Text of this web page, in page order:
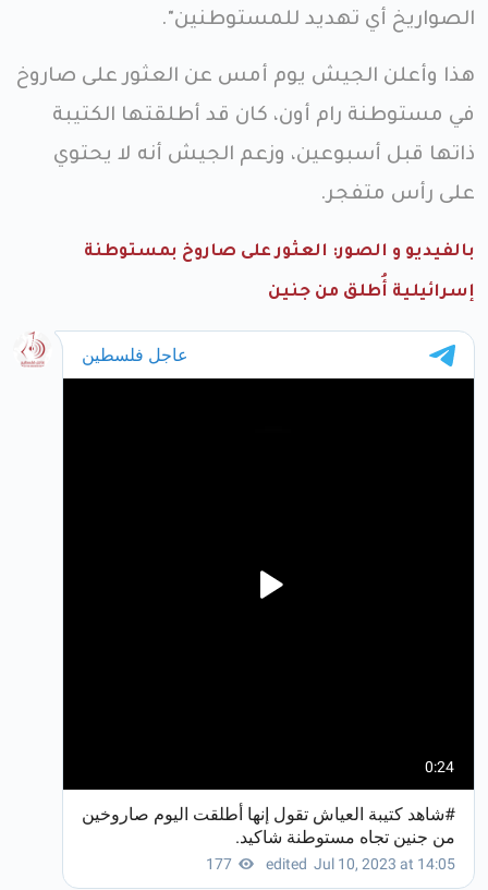
الصواريخ أي تهديد للمستوطنين".
هذا وأعلن الجيش يوم أمس عن العثور على صاروخ
في مستوطنة رام أون، كان قد أطلقتها الكتيبة
ذاتها قبل أسبوعين، وزعم الجيش أنه لا يحتوي
على رأس متفجر.
بالفيديو و الصور: العثور على صاروخ بمستوطنة
إسرائيلية أُطلق من جنين